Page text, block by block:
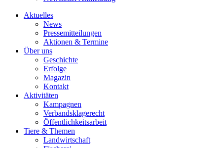
Aktuelles
News
Pressemitteilungen
Aktionen & Termine
Über uns
Geschichte
Erfolge
Magazin
Kontakt
Aktivitäten
Kampagnen
Verbandsklagerecht
Öffentlichkeitsarbeit
Tiere & Themen
Landwirtschaft